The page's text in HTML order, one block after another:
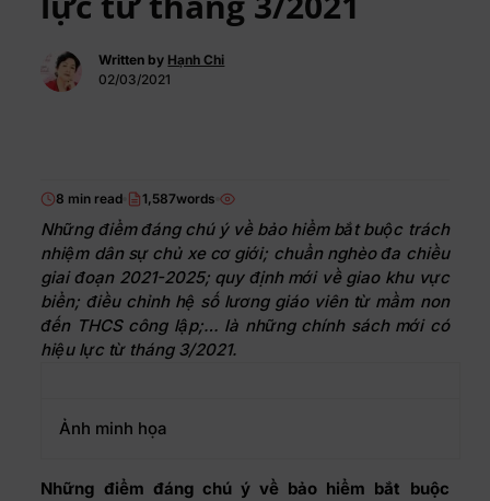
Written by Hạnh Chi
02/03/2021
8 min read 1,587words
Những điểm đáng chú ý về bảo hiểm bắt buộc trách
nhiệm dân sự chủ xe cơ giới; chuẩn nghèo đa chiều
giai đoạn 2021-2025; quy định mới về giao khu vực
biển; điều chỉnh hệ số lương giáo viên từ mầm non
đến THCS công lập;… là những chính sách mới có
hiệu lực từ tháng 3/2021.
Ảnh minh họa
Những điểm đáng chú ý về bảo hiểm bắt buộc